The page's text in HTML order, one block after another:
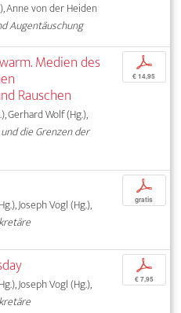
Anne von der Heiden
Augentäuschung
Medien des
Rauschen
Gerhard Wolf (Hg.),
die Grenzen der
p
€ 14,95
Joseph Vogl (Hg.),
p
gratis
Joseph Vogl (Hg.),
p
€ 7,95